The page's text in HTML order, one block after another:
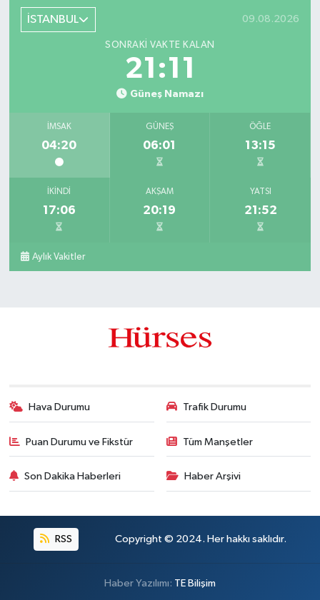
İSTANBUL 09.08.2026
SONRAKI VAKTE KALAN
21:10
Güneş Namazı
İMSAK
04:20
GÜNEŞ
06:01
ÖĞLE
13:15
İKINDI
17:06
AKŞAM
20:19
YATSI
21:52
Aylık Vakitler
Hava Durumu Trafik Durumu
Puan Durumu ve Fikstür Tüm Manşetler
Son Dakika Haberleri Haber Arşivi
RSS Copyright © 2024. Her hakkı saklıdır.
Haber Yazılımı: TE Bilişim